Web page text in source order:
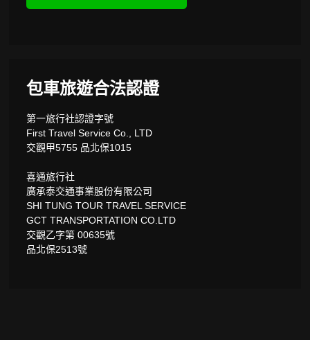
包車旅遊合法認證
第一旅行社認證字號
First Travel Service Co., LTD
交觀甲5755 品北保1015
喜通旅行社
廣承泰交通事業股份有限公司
SHI TUNG TOUR TRAVEL SERVICE
GCT TRANSPORTATION CO.LTD
交觀乙字第 00635號
品北保2513號